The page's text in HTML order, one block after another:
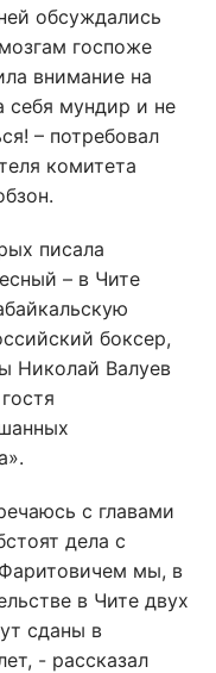
обсуждались
госпоже
внимание на
себя мундир и не
– потребовал
комитета
писала
– в Чите
боксер,
Николай Валуев
с главами
дела с
мы, в
в Чите двух
сданы в
- рассказал